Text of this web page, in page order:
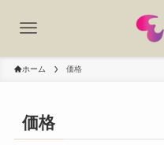
ホーム 価格
価格